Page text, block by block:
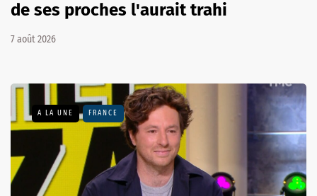
de ses proches l'aurait trahi
7 août 2026
A LA UNE FRANCE